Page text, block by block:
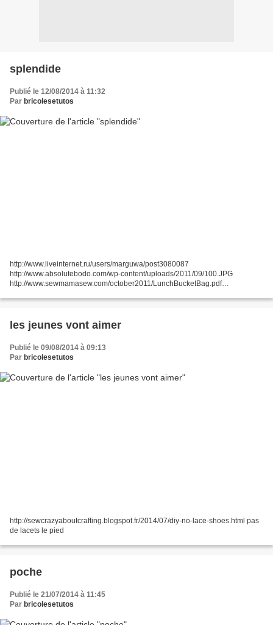
splendide
Publié le 12/08/2014 à 11:32
Par bricolesetutos
http://www.liveinternet.ru/users/marguwa/post3080087
http://www.absolutebodo.com/wp-content/uploads/2011/09/100.JPG
http://www.sewmamasew.com/october2011/LunchBucketBag.pdf
feature=player_embedded&v=KVJS2BXlvNE
les jeunes vont aimer
Publié le 09/08/2014 à 09:13
Par bricolesetutos
http://sewcrazyaboutcrafting.blogspot.fr/2014/07/diy-no-lace-shoes.html pas
de lacets le pied
poche
Publié le 21/07/2014 à 11:45
Par bricolesetutos